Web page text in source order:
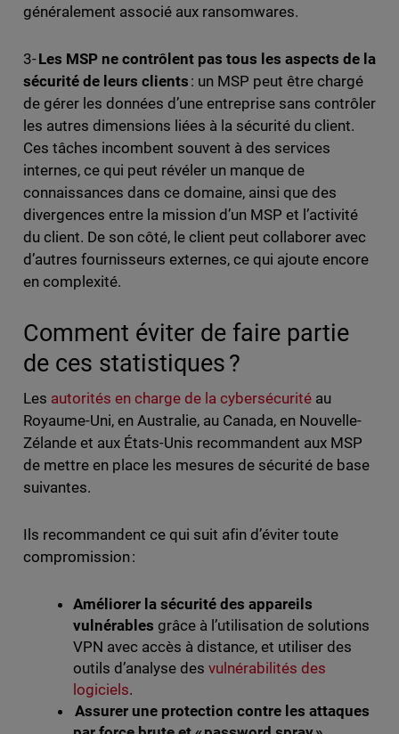
généralement associé aux ransomwares.
3-Les MSP ne contrôlent pas tous les aspects de la
sécurité de leurs clients : un MSP peut être chargé
de gérer les données d’une entreprise sans contrôler
les autres dimensions liées à la sécurité du client.
Ces tâches incombent souvent à des services
internes, ce qui peut révéler un manque de
connaissances dans ce domaine, ainsi que des
divergences entre la mission d’un MSP et l’activité
du client. De son côté, le client peut collaborer avec
d’autres fournisseurs externes, ce qui ajoute encore
en complexité.
Comment éviter de faire partie
de ces statistiques ?
Les autorités en charge de la cybersécurité au
Royaume-Uni, en Australie, au Canada, en Nouvelle-
Zélande et aux États-Unis recommandent aux MSP
de mettre en place les mesures de sécurité de base
suivantes.
Ils recommandent ce qui suit afin d’éviter toute
compromission :
Améliorer la sécurité des appareils
vulnérables grâce à l’utilisation de solutions
VPN avec accès à distance, et utiliser des
outils d’analyse des vulnérabilités des
logiciels.
Assurer une protection contre les attaques